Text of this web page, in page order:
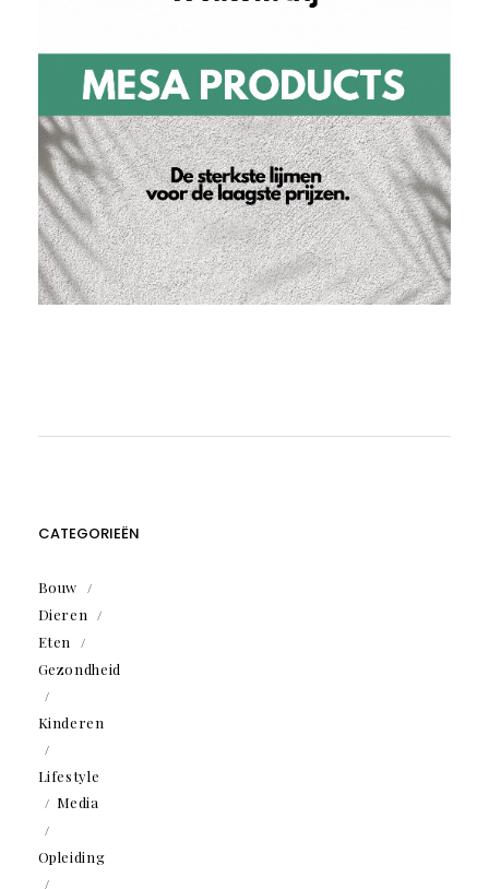
CATEGORIEËN
Bouw
Dieren
Eten
Gezondheid
Kinderen
Lifestyle
Media
Opleiding